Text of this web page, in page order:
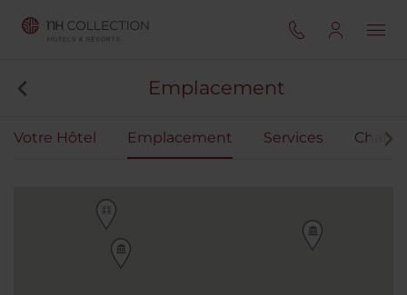
Emplacement
Votre Hôtel Emplacement Services